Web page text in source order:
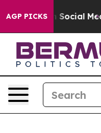
AGP PICKSon Social Media